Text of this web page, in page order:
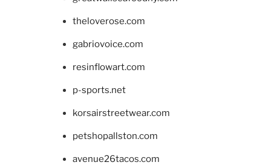
theloverose.com
gabriovoice.com
resinflowart.com
p-sports.net
korsairstreetwear.com
petshopallston.com
avenue26tacos.com